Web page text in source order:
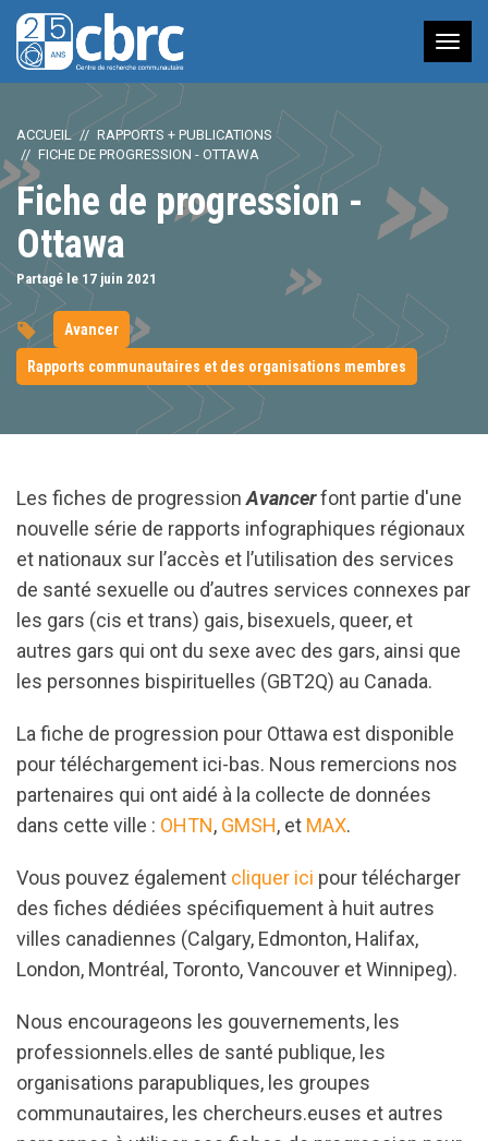
à
ACCUEIL
RAPPORTS + PUBLICATIONS
FICHE DE PROGRESSION - OTTAWA
Fiche de progression -
Ottawa
Partagé le 17 juin 2021
Avancer
Rapports communautaires et des organisations membres
Les fiches de progressionAvancerfont partie d'une
nouvelle série de rapports infographiques régionaux
et nationaux sur l’accès et l’utilisation des services
de santé sexuelle ou d’autres services connexes par
les gars (cis et trans) gais, bisexuels, queer, et
autres gars qui ont du sexe avec des gars, ainsi que
les personnes bispirituelles (GBT2Q) au Canada.
La fiche de progression pour Ottawa est disponible
pour téléchargement ici-bas. Nous remercions nos
partenaires qui ont aidé à la collecte de données
dans cette ville : OHTN, GMSH, et MAX.
Vous pouvez également cliquer ici pour télécharger
des fiches dédiées spécifiquement à huit autres
villes canadiennes (Calgary, Edmonton, Halifax,
London, Montréal, Toronto, Vancouver et Winnipeg).
Nous encourageons les gouvernements, les
professionnels.elles de santé publique, les
organisations parapubliques, les groupes
communautaires, les chercheurs.euses et autres